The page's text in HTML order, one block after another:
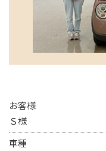
お客様
Ｓ様
車種